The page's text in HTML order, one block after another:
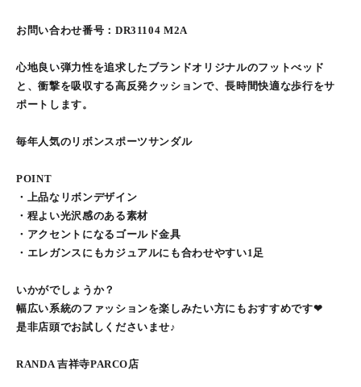
お問い合わせ番号：DR31104 M2A
心地良い弾力性を追求したブランドオリジナルのフットべッド
と、衝撃を吸収する高反発クッションで、長時間快適な歩行をサ
ポートします。
毎年人気のリボンスポーツサンダル
POINT
・上品なリボンデザイン
・程よい光沢感のある素材
・アクセントになるゴールド金具
・エレガンスにもカジュアルにも合わせやすい1足
いかがでしょうか？
幅広い系統のファッションを楽しみたい方にもおすすめです❤︎
是非店頭でお試しくださいませ♪
RANDA 吉祥寺PARCO店